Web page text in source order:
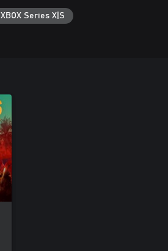
XBOX Series X|S